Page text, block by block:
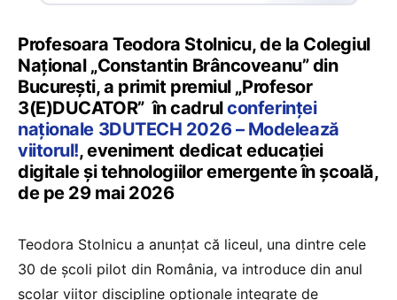
Profesoara Teodora Stolnicu, de la Colegiul
Național „Constantin Brâncoveanu” din
București, a primit premiul „Profesor
3(E)DUCATOR” în cadrulconferinței
naționale 3DUTECH 2026 – Modelează
viitorul!, eveniment dedicat educației
digitale și tehnologiilor emergente în școală,
de pe 29 mai 2026
Teodora Stolnicu a anunțat că liceul, una dintre cele
30 de școli pilot din România, va introduce din anul
școlar viitor discipline opționale integrate de